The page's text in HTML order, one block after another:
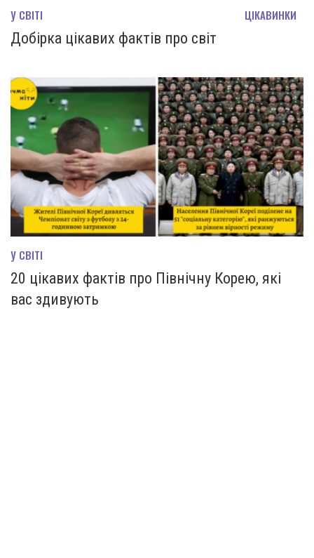
У СВІТІ ЦІКАВИНКИ
Добірка цікавих фактів про світ
У СВІТІ
20 цікавих фактів про Північну Корею, які
вас здивують